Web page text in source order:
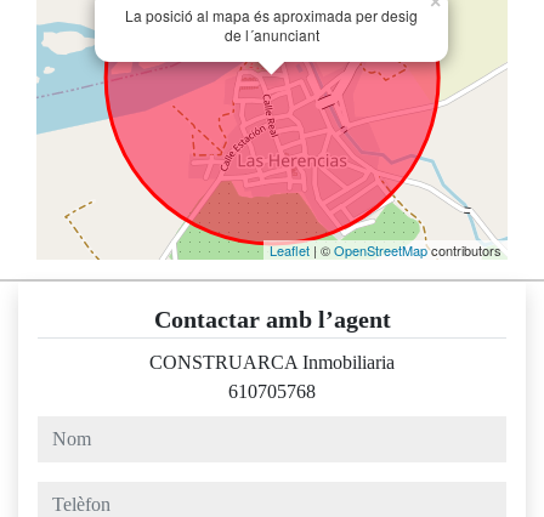
La posició al mapa és aproximada per desig
de l´anunciant
Leaflet | ©OpenStreetMapcontributors
Contactar amb l’agent
CONSTRUARCA Inmobiliaria
610705768
nom
telèfon